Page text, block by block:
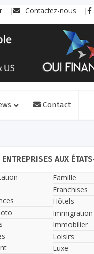
Contactez-nous
Contact
ENTREPRISES AUX
Famille
Franchises
Hôtels
Immigration
Immobilier
Loisirs
Luxe